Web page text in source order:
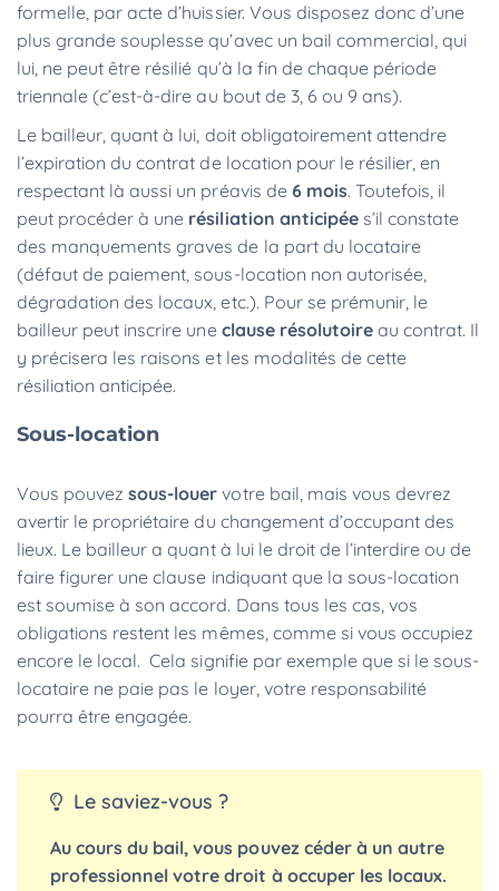
formelle, par acte d’huissier. Vous disposez donc d’une
plus grande souplesse qu’avec un bail commercial, qui
lui, ne peut être résilié qu’à la fin de chaque période
triennale (c’est-à-dire au bout de 3, 6 ou 9 ans).
Le bailleur, quant à lui, doit obligatoirement attendre
l’expiration du contrat de location pour le résilier, en
respectant là aussi un préavis de6 mois. Toutefois, il
peut procéder à une résiliation anticipée s’il constate
des manquements graves de la part du locataire
(défaut de paiement, sous-location non autorisée,
dégradation des locaux, etc.). Pour se prémunir, le
bailleur peut inscrire une clause résolutoireau contrat. Il
y précisera les raisons et les modalités de cette
résiliation anticipée.
Sous-location
Vous pouvezsous-louer votre bail, mais vous devrez
avertir le propriétaire du changement d’occupant des
lieux. Le bailleur a quant à lui le droit de l’interdire ou de
faire figurer une clause indiquant que la sous-location
est soumise à son accord. Dans tous les cas, vos
obligations restent les mêmes, comme si vous occupiez
encore le local. Cela signifie par exemple que si le sous-
locataire ne paie pas le loyer, votre responsabilité
pourra être engagée.
Le saviez-vous ?
Au cours du bail, vous pouvez céder à un autre
professionnel votre droit à occuper les locaux.